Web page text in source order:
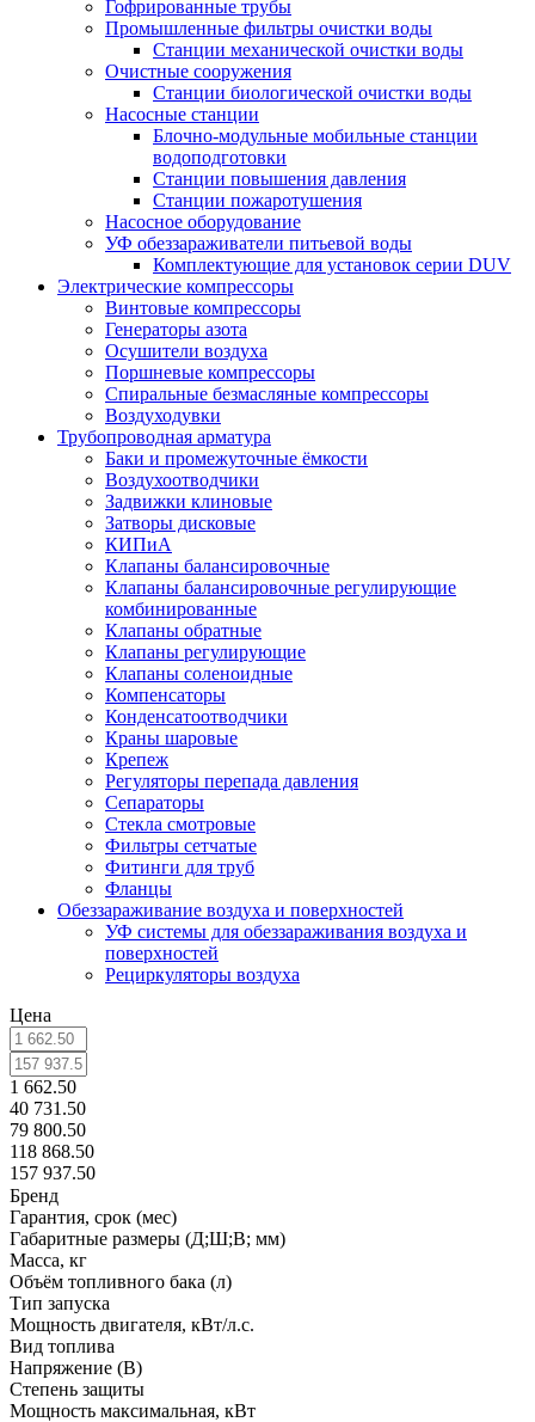
Гофрированные трубы
Промышленные фильтры очистки воды
Станции механической очистки воды
Очистные сооружения
Станции биологической очистки воды
Насосные станции
Блочно-модульные мобильные станции
водоподготовки
Станции повышения давления
Станции пожаротушения
Насосное оборудование
УФ обеззараживатели питьевой воды
Комплектующие для установок серии DUV
Электрические компрессоры
Винтовые компрессоры
Генераторы азота
Осушители воздуха
Поршневые компрессоры
Спиральные безмасляные компрессоры
Воздуходувки
Трубопроводная арматура
Баки и промежуточные ёмкости
Воздухоотводчики
Задвижки клиновые
Затворы дисковые
КИПиА
Клапаны балансировочные
Клапаны балансировочные регулирующие
комбинированные
Клапаны обратные
Клапаны регулирующие
Клапаны соленоидные
Компенсаторы
Конденсатоотводчики
Краны шаровые
Крепеж
Регуляторы перепада давления
Сепараторы
Стекла смотровые
Фильтры сетчатые
Фитинги для труб
Фланцы
Обеззараживание воздуха и поверхностей
УФ системы для обеззараживания воздуха и
поверхностей
Рециркуляторы воздуха
Цена
1 662.50
40 731.50
79 800.50
118 868.50
157 937.50
Бренд
Гарантия, срок (мес)
Габаритные размеры (Д;Ш;В; мм)
Масса, кг
Объём топливного бака (л)
Тип запуска
Мощность двигателя, кВт/л.с.
Вид топлива
Напряжение (В)
Степень защиты
Мощность максимальная, кВт